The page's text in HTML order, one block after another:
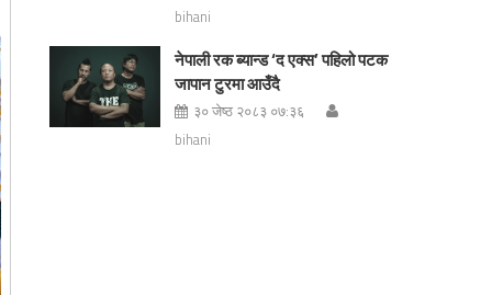
bihani
नेपाली रक ब्यान्ड ‘द एक्स’ पहिलो पटक
जापान टुरमा आउँदै
३० जेष्ठ २०८३ ०७:३६
bihani